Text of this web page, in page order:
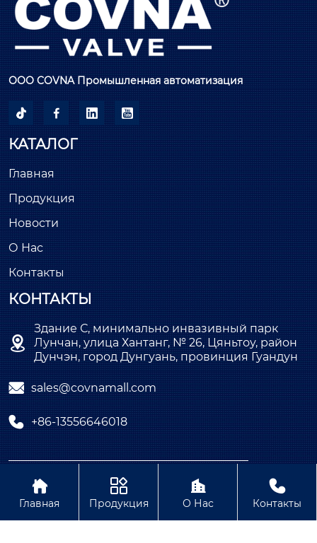
ООО COVNA Промышленная автоматизация
   
КАТАЛОГ
Главная
Продукция
Новости
О Нас
Контакты
КОНТАКТЫ

Здание С, минимально инвазивный парк
Лунчан, улица Хантанг, № 26, Цяньтоу, район
Дунчэн, город Дунгуань, провинция Гуандун
 sales@covnamall.com
 +86-13556646018
Copyright © ООО COVNA Промышленная
автоматизация
Политика конфиденциальности Содержание

Главная

Продукция

О Нас

Контакты